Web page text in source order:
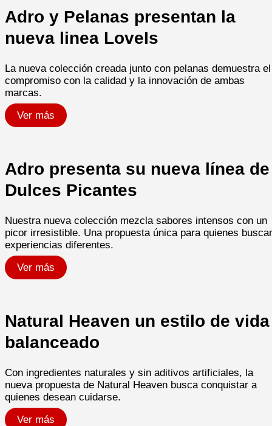
Adro y Pelanas presentan la
nueva linea LoveIs
La nueva colección creada junto con pelanas demuestra el
compromiso con la calidad y la innovación de ambas
marcas.​
Ver más
Adro presenta su nueva línea de
Dulces Picantes
Nuestra nueva colección mezcla sabores intensos con un
picor irresistible. Una propuesta única para quienes
experiencias diferentes.​
Ver más
Natural Heaven un estilo de vida
balanceado
Con ingredientes naturales y sin aditivos artificiales, la
nueva propuesta de Natural Heaven busca conquistar a
quienes desean cuidarse.
Ver más